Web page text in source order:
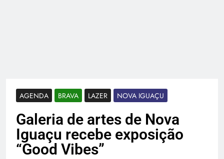
AGENDA BRAVA LAZER NOVA IGUAÇU
Galeria de artes de Nova
Iguaçu recebe exposição
“Good Vibes”